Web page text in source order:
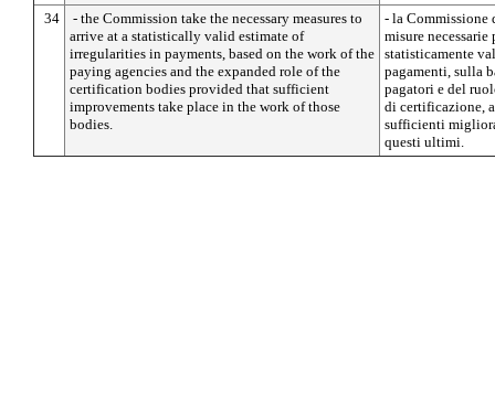
34
- the Commission take the necessary measures to
arrive at a statistically valid estimate of
irregularities in payments, based on the work of the
paying agencies and the expanded role of the
certification bodies provided that sufficient
improvements take place in the work of those
bodies.
- la Commissione
misure necessarie
statisticamente
pagamenti, sulla
pagatori e del
di certificazione,
sufficienti
questi ultimi.